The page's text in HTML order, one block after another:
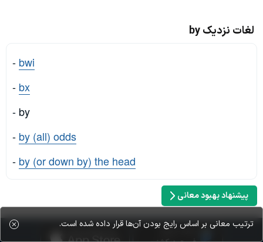
لغات نزدیک by
- bwi
- bx
- by
- by (all) odds
- by (or down by) the head
پیشنهاد بهبود معانی
ترتیب معانی بر اساس رایج بودن آن‌ها قرار داده شده است.